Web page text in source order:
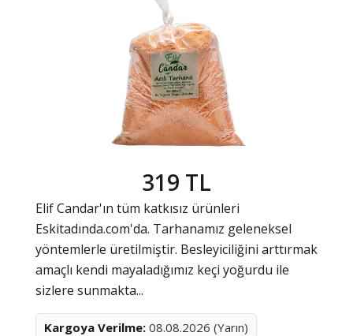
319 TL
Elif Candar'ın tüm katkısız ürünleri
Eskitadında.com'da. Tarhanamız geleneksel
yöntemlerle üretilmiştir. Besleyiciliğini arttırmak
amaçlı kendi mayaladığımız keçi yoğurdu ile
sizlere sunmakta...
Kargoya Verilme: 08.08.2026 (Yarın)